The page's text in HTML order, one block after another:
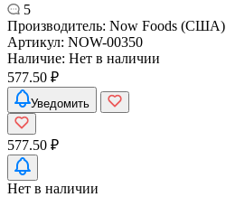
5
Производитель: Now Foods (США)
Артикул: NOW-00350
Наличие: Нет в наличии
577.50 ₽
Уведомить
577.50 ₽
Нет в наличии